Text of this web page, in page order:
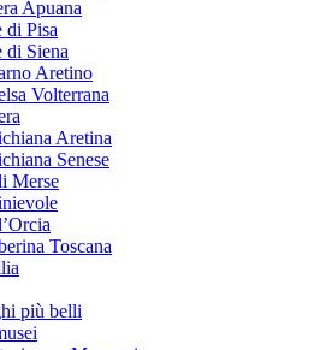
Apuana
di Pisa
di Siena
Aretino
Volterrana
Aretina
Senese
Merse
Toscana
più belli